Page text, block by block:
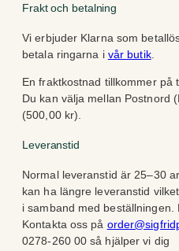
Frakt och betalning
Vi erbjuder Klarna som
betala ringarna i vår butik.
En fraktkostnad tillkommer på
Du kan välja mellan Postnord
(500,00 kr).
Leveranstid
Normal leveranstid är 25–30
kan ha längre leveranstid
i samband med
Kontakta oss på
0278-260 00 så hjälper vi dig